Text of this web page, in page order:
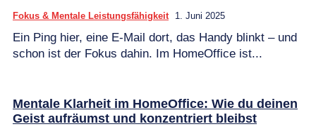
Fokus & Mentale Leistungsfähigkeit 1. Juni 2025
Ein Ping hier, eine E-Mail dort, das Handy blinkt – und
schon ist der Fokus dahin. Im HomeOffice ist...
Mentale Klarheit im HomeOffice: Wie du deinen
Geist aufräumst und konzentriert bleibst